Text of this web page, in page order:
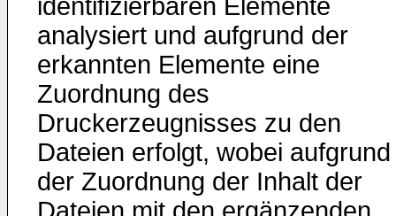
identifizierbaren Elemente
analysiert und aufgrund der
erkannten Elemente eine
Zuordnung des
Druckerzeugnisses zu den
Dateien erfolgt, wobei aufgrund
der Zuordnung der Inhalt der